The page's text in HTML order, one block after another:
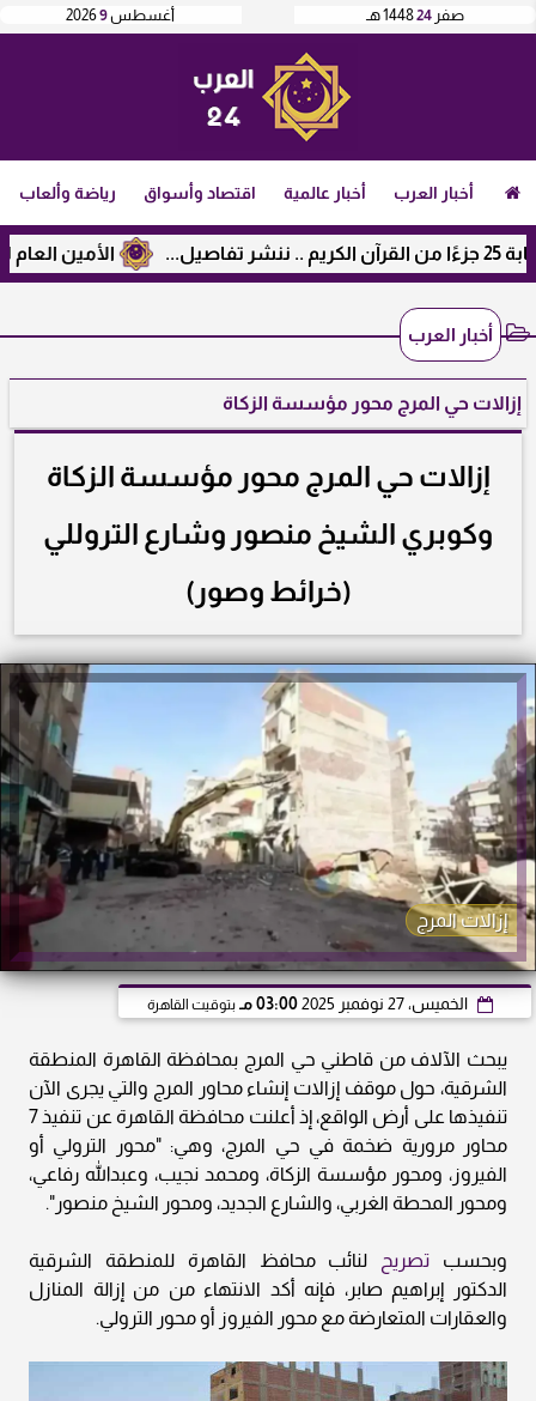
أغسطس9
2026 صفر 241448 هـ
أخبار العرب أخبار عالمية اقتصاد وأسواق رياضة وألعاب
الأمين العام لرابطة
أخبار العرب
إزالات حي المرج محور مؤسسة الزكاة
إزالات حي المرج محور مؤسسة الزكاة
وكوبري الشيخ منصور وشارع التروللي
(خرائط وصور)
إزالات المرج
الخميس، 27 نوفمبر 2025 03:00 مـ بتوقيت القاهرة
يبحث الآلاف من قاطني حي المرج بمحافظة القاهرة المنطقة
الشرقية، حول موقف إزالات إنشاء محاور المرج والتي يجرى الآن
تنفيذها على أرض الواقع، إذ أعلنت محافظة القاهرة عن تنفيذ 7
محاور مرورية ضخمة في حي المرج، وهي: "محور الترولي أو
الفيروز، ومحور مؤسسة الزكاة، ومحمد نجيب، وعبدالله رفاعي،
ومحور المحطة الغربي، والشارع الجديد، ومحور الشيخ منصور".
وبحسب تصريح
لنائب محافظ القاهرة للمنطقة الشرقية
الدكتور إبراهيم صابر، فإنه أكد الانتهاء من من إزالة المنازل
والعقارات المتعارضة مع محور الفيروز أو محور الترولي.